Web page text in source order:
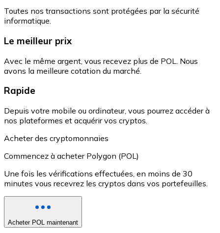
Toutes nos transactions sont protégées par la sécurité
informatique.
Le meilleur prix
Avec le même argent, vous recevez plus de POL. Nous
avons la meilleure cotation du marché.
Rapide
Depuis votre mobile ou ordinateur, vous pourrez accéder à
nos plateformes et acquérir vos cryptos.
Acheter des cryptomonnaies
Commencez à acheter Polygon (POL)
Une fois les vérifications effectuées, en moins de 30
minutes vous recevrez les cryptos dans vos portefeuilles.
Acheter POL maintenant